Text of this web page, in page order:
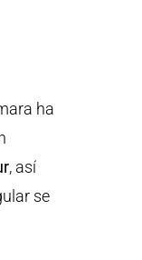
ha
, así
se